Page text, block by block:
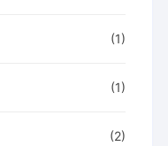
(1)
(1)
(2)